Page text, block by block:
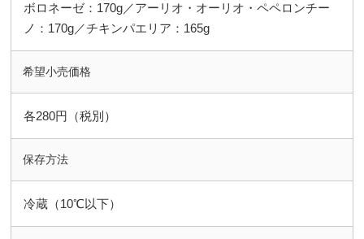
ボロネーゼ：170g／アーリオ・オーリオ・ペペロンチー
ノ：170g／チキンパエリア：165g
希望小売価格
各280円（税別）
保存方法
冷蔵（10℃以下）